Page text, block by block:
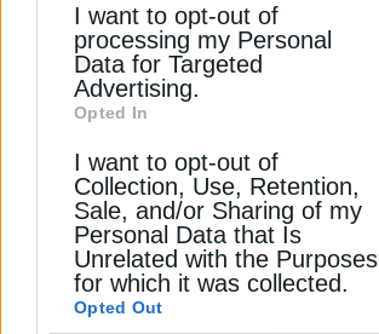
disclose it to other third parties.
I want to opt-out of
processing my Personal
Data for Targeted
Advertising.
Opted In
I want to opt-out of
Collection, Use, Retention,
Sale, and/or Sharing of my
Personal Data that Is
Unrelated with the Purposes
for which it was collected.
Opted Out
ΗΛΕΚΤΡΟΚΙΝΗΣΗ
πατίνια στην Αθήνα
11 Νοεμβρίου 2025